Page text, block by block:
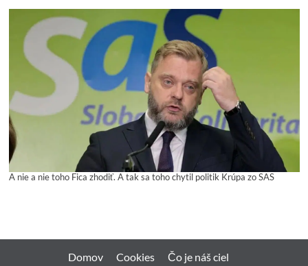
A nie a nie toho Fica zhodiť. A tak sa toho chytil politik Krúpa zo SAS
Domov Cookies
Čo je náš ciel